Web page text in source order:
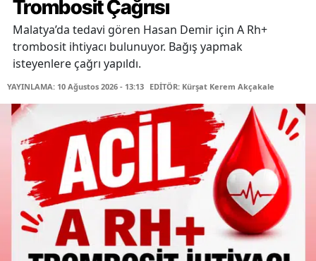
Trombosit Çağrısı
Malatya’da tedavi gören Hasan Demir için A Rh+
trombosit ihtiyacı bulunuyor. Bağış yapmak
isteyenlere çağrı yapıldı.
YAYINLAMA: 10 Ağustos 2026 - 13:13 EDİTÖR: Kürşat Kerem Akçakale